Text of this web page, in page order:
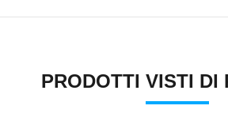
PRODOTTI VISTI DI